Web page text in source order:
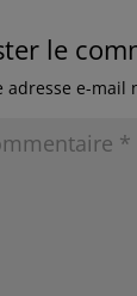
le
adresse e-mail